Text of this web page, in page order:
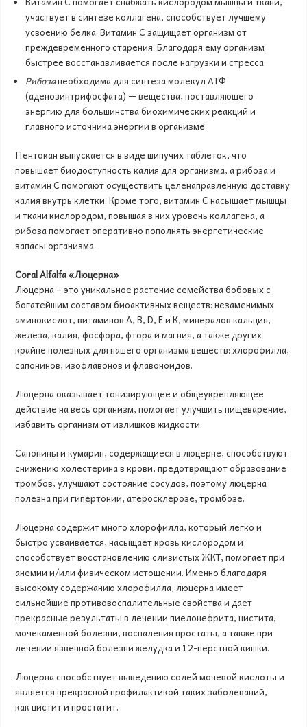
участвует в синтезе коллагена, способствует лучшему
усвоению белка. Витамин С защищает организм от
преждевременного старения. Благодаря ему организм
быстрее восстанавливается после нагрузки и стресса.
Рибозанеобходима для синтеза молекул АТФ
(аденозинтрифосфата) — вещества, поставляющего
энергию для большинства биохимических реакций и
главного источника энергии в организме.
Пентокан выпускается в виде шипучих таблеток, что
повышает биодоступность калия для организма, а рибоза и
витамин С помогают осуществить целенаправленную доставку
калия внутрь клетки. Кроме того, витамин С насыщает мышцы
и ткани кислородом, повышая в них уровень коллагена, а
рибоза помогает оперативно пополнять энергетические
запасы организма.
CoralAlfalfa«Люцерна»
Люцерна – это уникальное растение семейства бобовых с
богатейшим составом биоактивных веществ: незаменимых
аминокислот, витаминов А, В, D, E и К, минералов кальция,
железа, калия, фосфора, фтора и магния, а также других
крайне полезных для нашего организма веществ: хлорофилла,
сапонинов, изофлавонов и флавоноидов.
Люцерна оказывает тонизирующее и общеукрепляющее
действие на весь организм, помогает улучшить пищеварение,
избавить организм от излишков жидкости.
Сапонины и кумарин, содержащиеся в люцерне, способствуют
снижению холестерина в крови, предотвращают образование
тромбов, улучшают состояние сосудов, поэтому люцерна
полезна при гипертонии, атеросклерозе, тромбозе.
Люцерна содержит много хлорофилла, который легко и
быстро усваивается, насыщает кровь кислородом и
способствует восстановлению слизистых ЖКТ, помогает при
анемии и/или физическом истощении. Именно благодаря
высокому содержанию хлорофилла, люцерна имеет
сильнейшие противовоспалительные свойства и дает
прекрасные результаты в лечении пиелонефрита, цистита,
мочекаменной болезни, воспаления простаты, а также при
лечении язвенной болезни желудка и 12-перстной кишки.
Люцерна способствует выведению солей мочевой кислоты и
является прекрасной профилактикой таких заболеваний,
как цистит и простатит.